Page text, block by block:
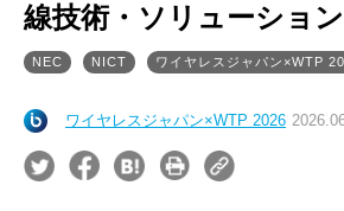
線技術・ソリューション
NEC NICT ワイヤレスジャパン×WTP
ワイヤレスジャパン×WTP 2026